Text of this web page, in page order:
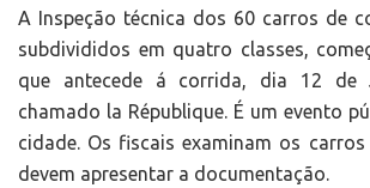
A Inspeção técnica dos 60 carros de
subdivididos em quatro classes,
que antecede á corrida, dia 12 de
chamado la République. É um evento
cidade. Os fiscais examinam os
devem apresentar a documentação.